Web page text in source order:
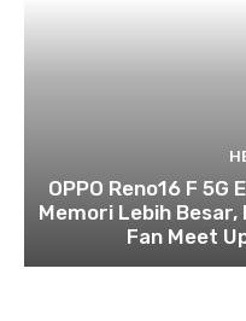
OPPO Reno16 F 5G
Memori Lebih
Fan Meet